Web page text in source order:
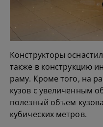
Конструкторы
также в конструкцию
раму. Кроме того, на
кузов с увеличенным
полезный объем
кубических метров.